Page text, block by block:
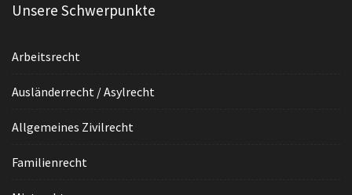
Unsere Schwerpunkte
Arbeitsrecht
Ausländerrecht / Asylrecht
Allgemeines Zivilrecht
Familienrecht